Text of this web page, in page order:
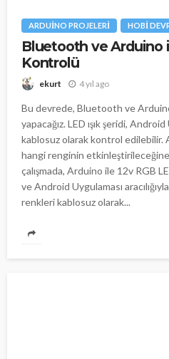
ARDUINO PROJELERI HOBI
Bluetooth ve Arduino
Kontrolü
ekurt 4 yıl ago
Bu devrede, Bluetooth ve
yapacağız. LED ışık şeridi, Android
kablosuz olarak kontrol edilebilir.
hangi renginin
çalışmada, Arduino ile 12v RGB
ve Android Uygulaması
renkleri kablosuz olarak...